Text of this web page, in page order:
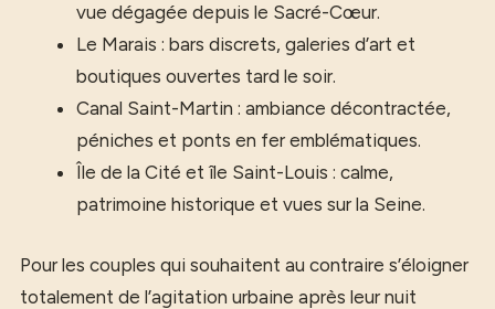
vue dégagée depuis le Sacré-Cœur.
Le Marais : bars discrets, galeries d’art et
boutiques ouvertes tard le soir.
Canal Saint-Martin : ambiance décontractée,
péniches et ponts en fer emblématiques.
Île de la Cité et île Saint-Louis : calme,
patrimoine historique et vues sur la Seine.
Pour les couples qui souhaitent au contraire s’éloigner
totalement de l’agitation urbaine après leur nuit